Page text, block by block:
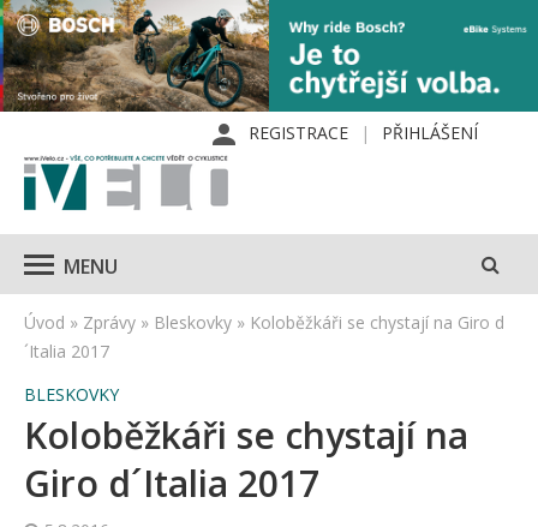
REGISTRACE PŘIHLÁŠENÍ
MENU
Úvod » Zprávy » Bleskovky » Koloběžkáři se chystají na Giro d
´Italia 2017
BLESKOVKY
Koloběžkáři se chystají na
Giro d´Italia 2017